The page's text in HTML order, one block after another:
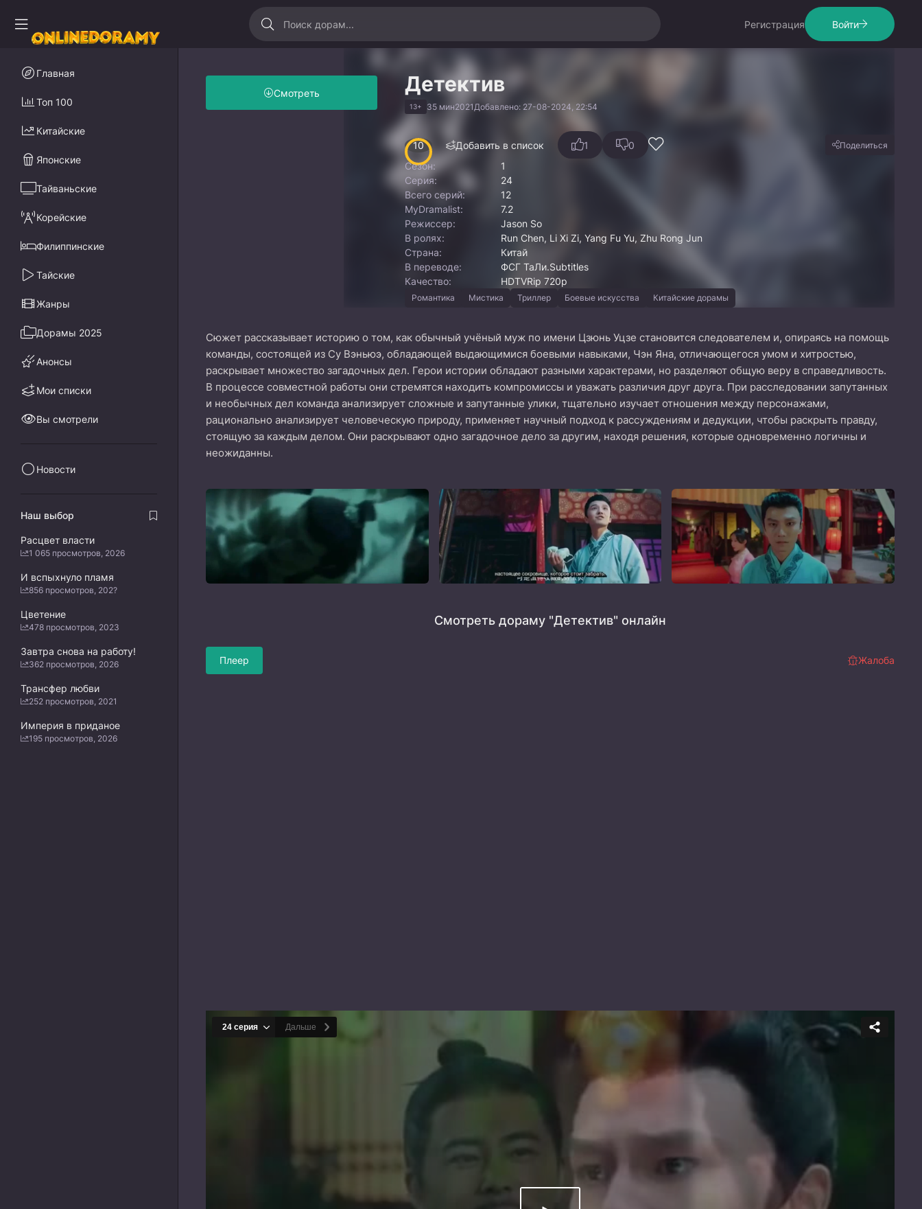
Регистрация Войти
Детектив
13+ 35 мин2021 Добавлено: 27-08-2024, 22:54
Смотреть
10 Добавить в список 1 0 Поделиться
Сезон:
1
Серия:
24
Всего серий:
12
MyDramalist:
7.2
Режиссер:
Jason So
В ролях:
Run Chen, Li Xi Zi, Yang Fu Yu, Zhu Rong Jun
Страна:
Китай
В переводе:
ФСГ ТаЛи.Subtitles
Качество:
HDTVRip 720p
Романтика Мистика Триллер Боевые искусства Китайские дорамы
Сюжет рассказывает историю о том, как обычный учёный муж по имени Цзюнь Уцзе становится следователем и, опираясь на помощь
команды, состоящей из Су Вэньюэ, обладающей выдающимися боевыми навыками, Чэн Яна, отличающегося умом и хитростью,
раскрывает множество загадочных дел. Герои истории обладают разными характерами, но разделяют общую веру в справедливость.
В процессе совместной работы они стремятся находить компромиссы и уважать различия друг друга. При расследовании запутанных
и необычных дел команда анализирует сложные и запутанные улики, тщательно изучает отношения между персонажами,
рационально анализирует человеческую природу, применяет научный подход к рассуждениям и дедукции, чтобы раскрыть правду,
стоящую за каждым делом. Они раскрывают одно загадочное дело за другим, находя решения, которые одновременно логичны и
неожиданны.
Смотреть дораму "Детектив" онлайн
Плеер Жалоба
Главная
Топ 100
Китайские
Японские
Тайваньские
Корейские
Филиппинские
Тайские
Жанры
Дорамы 2025
Анонсы
Мои списки
Вы смотрели
Новости
Наш выбор
Расцвет власти
1 065 просмотров, 2026
И вспыхнуло пламя
856 просмотров, 202?
Цветение
478 просмотров, 2023
Завтра снова на работу!
362 просмотров, 2026
Трансфер любви
252 просмотров, 2021
Империя в приданое
195 просмотров, 2026